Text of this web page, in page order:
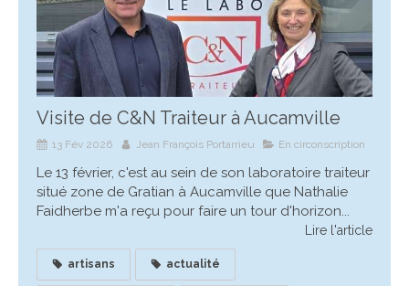
Visite de C&N Traiteur à Aucamville
13 Fév 2026 Jean François Portarrieu En circonscription
Le 13 février, c'est au sein de son laboratoire traiteur
situé zone de Gratian à Aucamville que Nathalie
Faidherbe m'a reçu pour faire un tour d'horizon...
Lire l'article
artisans actualité